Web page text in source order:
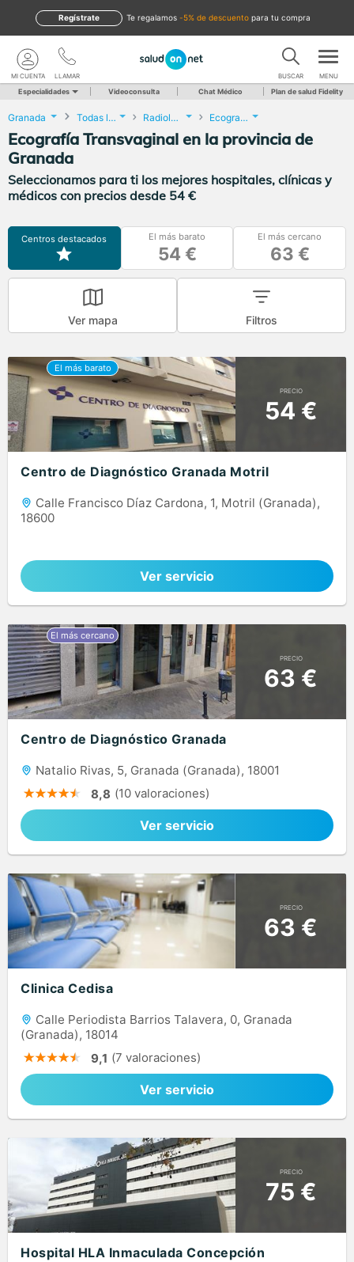
te regalamos -5% de descuento para tu compra
Regístrate
LLAMAR
MI CUENTA BUSCAR MENU
Especialidades Videoconsulta Chat Médico Plan de salud Fidelity
Granada Todas las localidades Radiología Ecografía Transvaginal
Ecografía Transvaginal en la provincia de
Granada
Seleccionamos para ti los mejores hospitales, clínicas y
médicos con precios desde 54 €
Centros destacados El más barato
54 €
El más cercano
63 €
Ver mapa Filtros
PRECIO
54 €
Centro de Diagnóstico Granada Motril
Calle Francisco Díaz Cardona, 1, Motril (Granada),
18600
Ver servicio
PRECIO
63 €
Centro de Diagnóstico Granada
Natalio Rivas, 5, Granada (Granada), 18001
8,8 (10 valoraciones)
Ver servicio
PRECIO
63 €
Clinica Cedisa
Calle Periodista Barrios Talavera, 0, Granada
(Granada), 18014
9,1 (7 valoraciones)
Ver servicio
PRECIO
75 €
Hospital HLA Inmaculada Concepción